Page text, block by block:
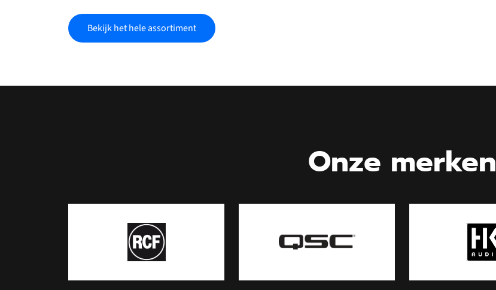
Bekijk het hele assortiment
Onze merken